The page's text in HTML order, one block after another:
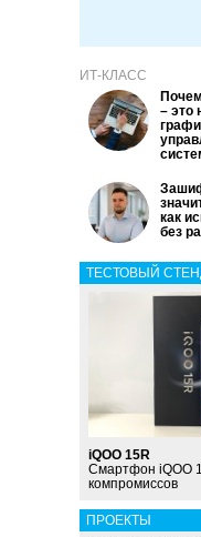
ИТ-КЛАСС
– это
как
без
ТЕСТОВЫЙ
iQOO 15R
Смартфон iQOO
компромиссов
ПРОЕКТЫ